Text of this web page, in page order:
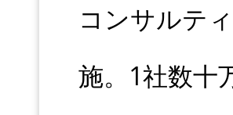
コンサルテ
施。1社数十